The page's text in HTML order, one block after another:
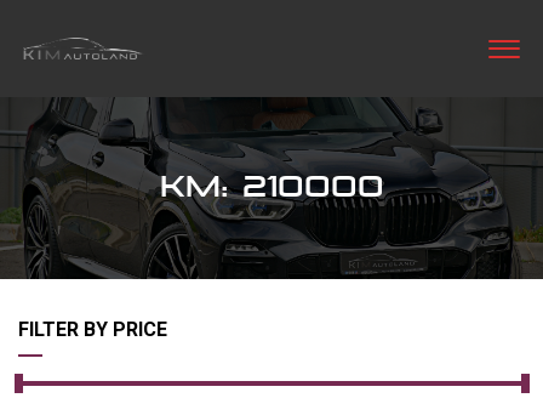
KM: 210000
FILTER BY PRICE